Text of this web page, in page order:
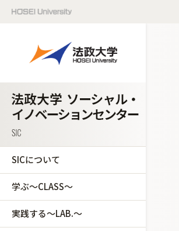
SICについて
学ぶ～CLASS～
実践する～LAB.～